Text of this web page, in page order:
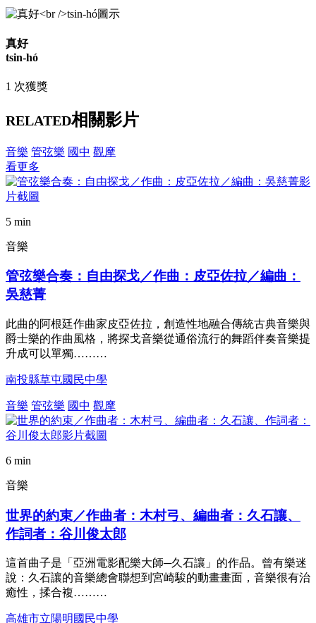
真好
tsin-hó
1 次獲獎
RELATED相關影片
音樂 管弦樂 國中 觀摩
看更多
5 min
音樂
管弦樂合奏：自由探戈／作曲：皮亞佐拉／編曲：
吳慈菁
此曲的阿根廷作曲家皮亞佐拉，創造性地融合傳統古典音樂與
爵士樂的作曲風格，將探戈音樂從通俗流行的舞蹈伴奏音樂提
升成可以單獨………
南投縣草屯國民中學
音樂 管弦樂 國中 觀摩
6 min
音樂
世界的約束／作曲者：木村弓、編曲者：久石讓、
作詞者：谷川俊太郎
這首曲子是「亞洲電影配樂大師─久石讓」的作品。曾有樂迷
說：久石讓的音樂總會聯想到宮崎駿的動畫畫面，音樂很有治
癒性，揉合複………
高雄市立陽明國民中學